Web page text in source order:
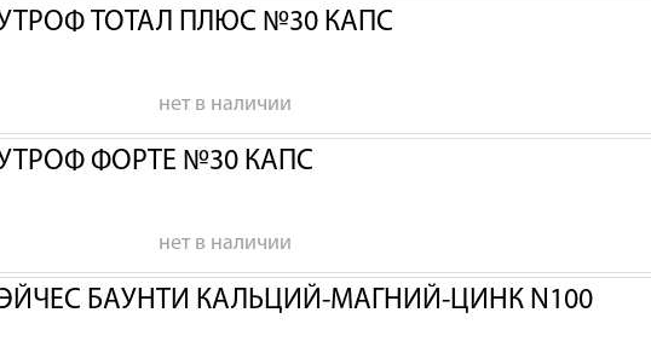
ТОТАЛ ПЛЮС №30 КАПС
нет в наличии
ФОРТЕ №30 КАПС
нет в наличии
БАУНТИ КАЛЬЦИЙ-МАГНИЙ-ЦИНК N100